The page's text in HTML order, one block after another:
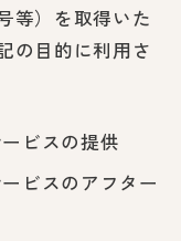
等）を取得いた
の目的に利用さ
ビスの提供
ビスのアフター